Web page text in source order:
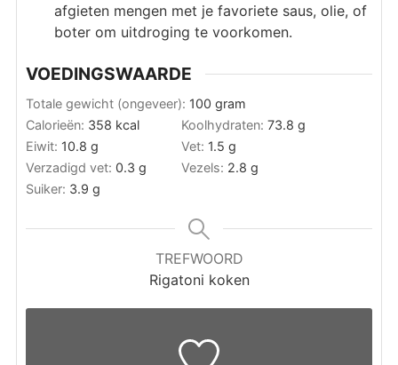
afgieten mengen met je favoriete saus, olie, of
boter om uitdroging te voorkomen.
VOEDINGSWAARDE
Totale gewicht (ongeveer): 100 gram
Calorieën: 358 kcal Koolhydraten: 73.8 g
Eiwit: 10.8 g Vet: 1.5 g
Verzadigd vet: 0.3 g Vezels: 2.8 g
Suiker: 3.9 g
TREFWOORD
Rigatoni koken